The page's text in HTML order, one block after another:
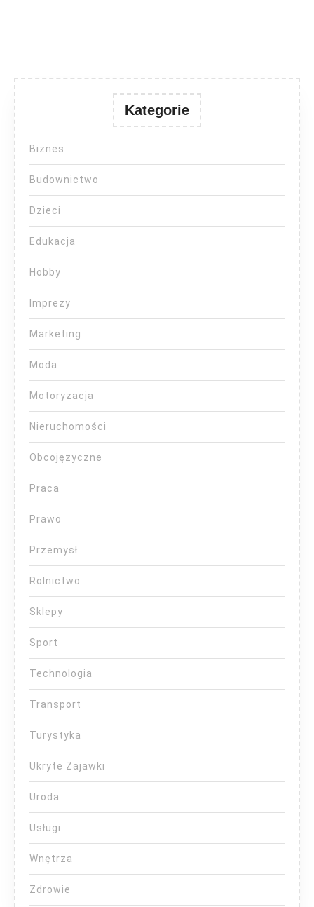
Kategorie
Biznes
Budownictwo
Dzieci
Edukacja
Hobby
Imprezy
Marketing
Moda
Motoryzacja
Nieruchomości
Obcojęzyczne
Praca
Prawo
Przemysł
Rolnictwo
Sklepy
Sport
Technologia
Transport
Turystyka
Ukryte Zajawki
Uroda
Usługi
Wnętrza
Zdrowie